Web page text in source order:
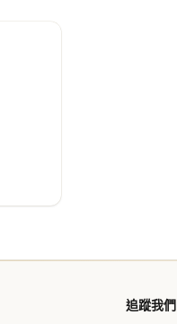
追蹤我們